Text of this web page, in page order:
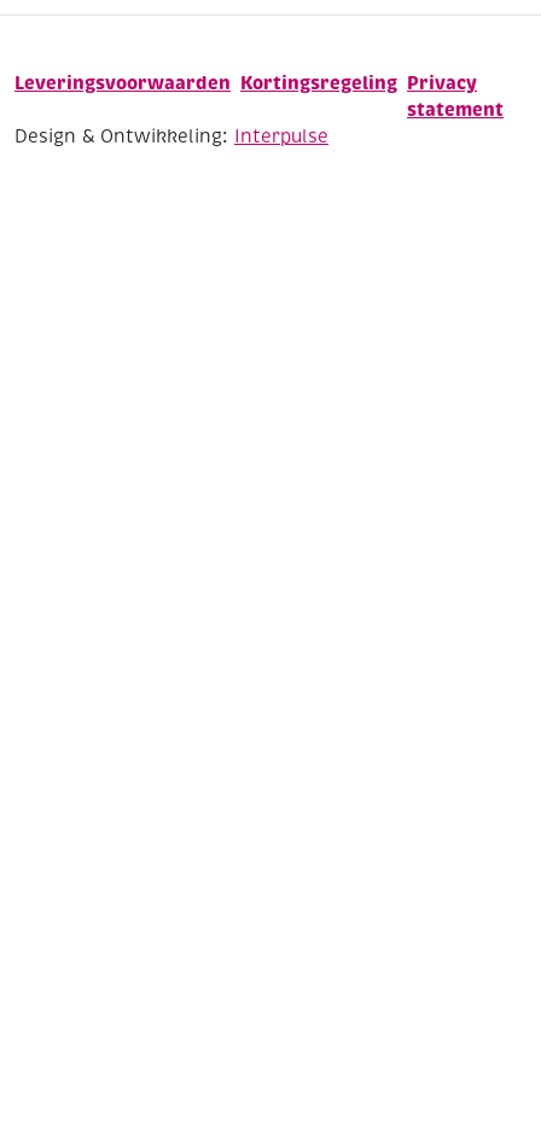
Leveringsvoorwaarden Kortingsregeling Privacy
statement
Design & Ontwikkeling: Interpulse